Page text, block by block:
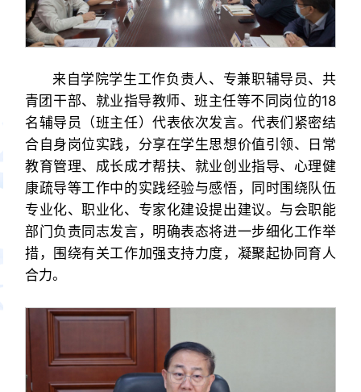
来自学院学生工作负责人、专兼职辅导员、共
青团干部、就业指导教师、班主任等不同岗位的18
名辅导员（班主任）代表依次发言。代表们紧密结
合自身岗位实践，分享在学生思想价值引领、日常
教育管理、成长成才帮扶、就业创业指导、心理健
康疏导等工作中的实践经验与感悟，同时围绕队伍
专业化、职业化、专家化建设提出建议。与会职能
部门负责同志发言，明确表态将进一步细化工作举
措，围绕有关工作加强支持力度，凝聚起协同育人
合力。